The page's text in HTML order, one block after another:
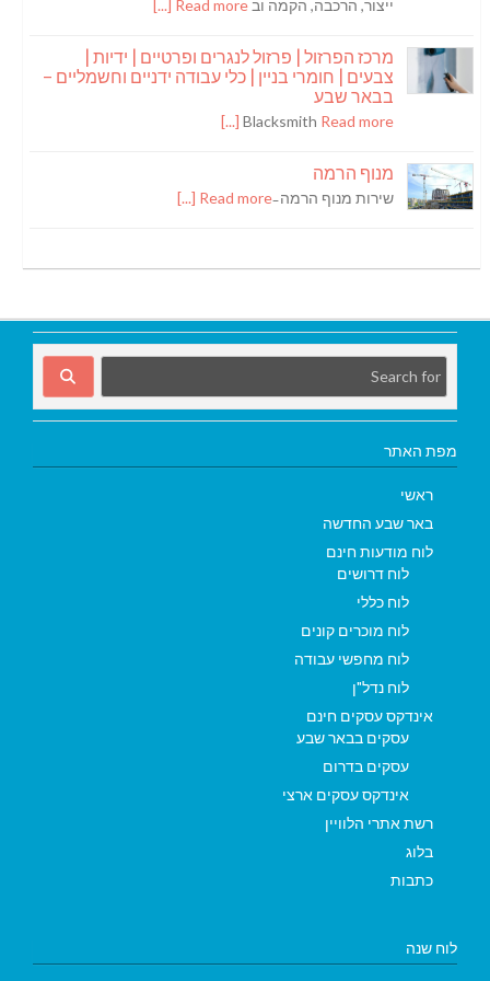
ייצור, הרכבה, הקמה וב Read more [...]
מרכז הפרזול | פרזול לנגרים ופרטיים | ידיות |
צבעים | חומרי בניין | כלי עבודה ידניים וחשמליים –
בבאר שבע
Blacksmith Read more [...]
מנוף הרמה
שירות מנוף הרמה ̵Read more [...]
מפת האתר
ראשי
באר שבע החדשה
לוח מודעות חינם
לוח דרושים
לוח כללי
לוח מוכרים קונים
לוח מחפשי עבודה
לוח נדל"ן
אינדקס עסקים חינם
עסקים בבאר שבע
עסקים בדרום
אינדקס עסקים ארצי
רשת אתרי הלוויין
בלוג
כתבות
לוח שנה